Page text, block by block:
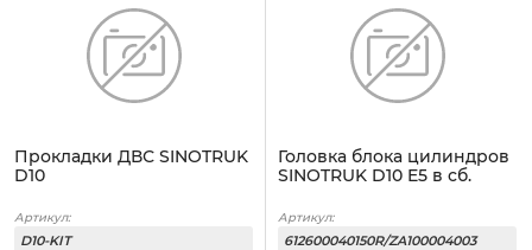
Прокладки ДВС SINOTRUK
D10
Артикул:
D10-KIT
Головка блока цилиндров
SINOTRUK D10 E5 в сб.
Артикул:
612600040150R/ZA100004003